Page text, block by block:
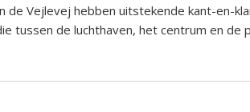
de Vejlevej hebben uitstekende kant-en-
tussen de luchthaven, het centrum en